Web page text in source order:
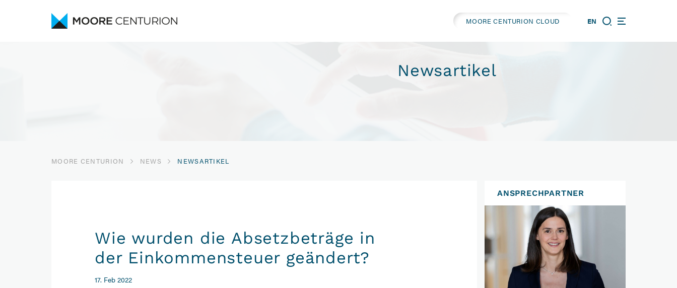
MOORE CENTURION CLOUD EN
Newsartikel
MOORE CENTURION NEWS NEWSARTIKEL
Wie wurden die Absetzbeträge in
der Einkommensteuer geändert?
17. Feb 2022
ANSPRECHPARTNER